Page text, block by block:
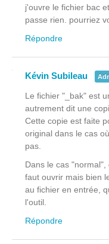
j'ouvre le fichier bac
passe rien. pourriez
Répondre
Kévin Subileau
Le fichier "_bak" est
autrement dit une
Cette copie est faite
original dans le cas
pas.
Dans le cas
faut ouvrir mais bien
au fichier en entrée,
l'outil.
Répondre